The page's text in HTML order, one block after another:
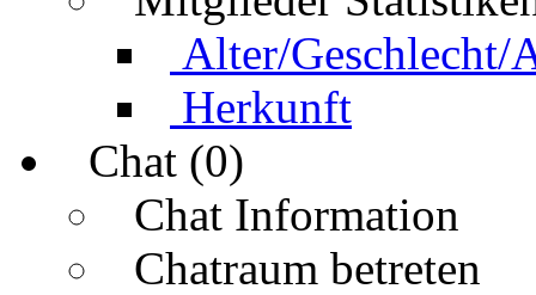
Alter/Geschlecht/
Herkunft
Chat (0)
Chat Information
Chatraum betreten